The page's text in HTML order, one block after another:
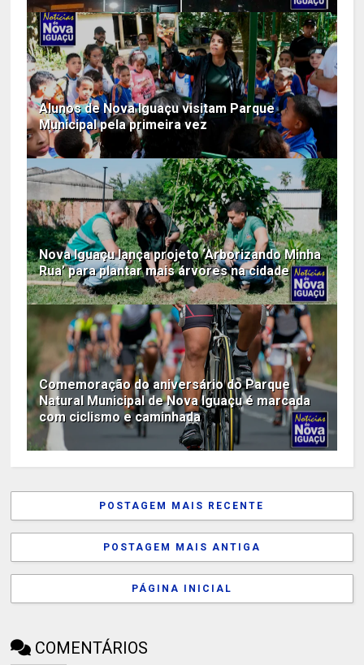
Alunos de Nova Iguaçu visitam Parque
Municipal pela primeira vez
Nova Iguaçu lança projeto ‘Arborizando Minha
Rua’ para plantar mais árvores na cidade
Comemoração do aniversário do Parque
Natural Municipal de Nova Iguaçu é marcada
com ciclismo e caminhada
POSTAGEM MAIS RECENTE
POSTAGEM MAIS ANTIGA
PÁGINA INICIAL
COMENTÁRIOS